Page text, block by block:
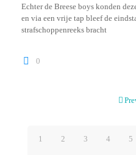
Echter de Breese boys konden
en via een vrije tap bleef de
strafschoppenreeks bracht
0
1 2 3 4 5